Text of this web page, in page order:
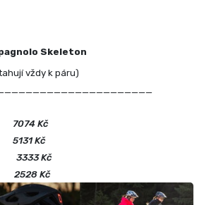
Skeleton
vždy k páru)
Kč
Kč
Kč
Kč